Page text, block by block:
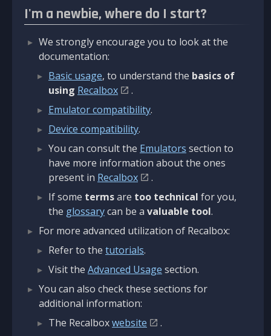
I'm a newbie, where do I start?
We strongly encourage you to look at the
documentation:
Basic usage, to understand the basics of
using Recalbox
.
Emulator compatibility.
Device compatibility.
You can consult the Emulators section to
have more information about the ones
present in Recalbox
.
If some termsare too technical for you,
the glossarycan be a valuable tool.
For more advanced utilization of Recalbox:
Refer to the tutorials.
Visit the Advanced Usage section.
You can also check these sections for
additional information:
The Recalboxwebsite
.